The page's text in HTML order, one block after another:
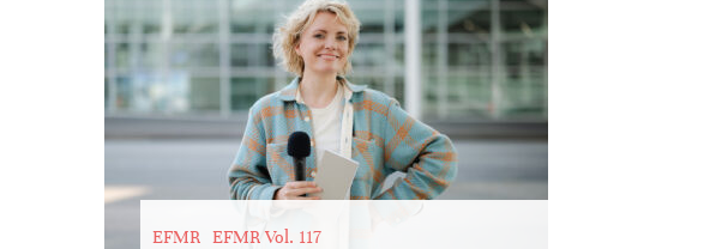
EFMR EFMR Vol. 117